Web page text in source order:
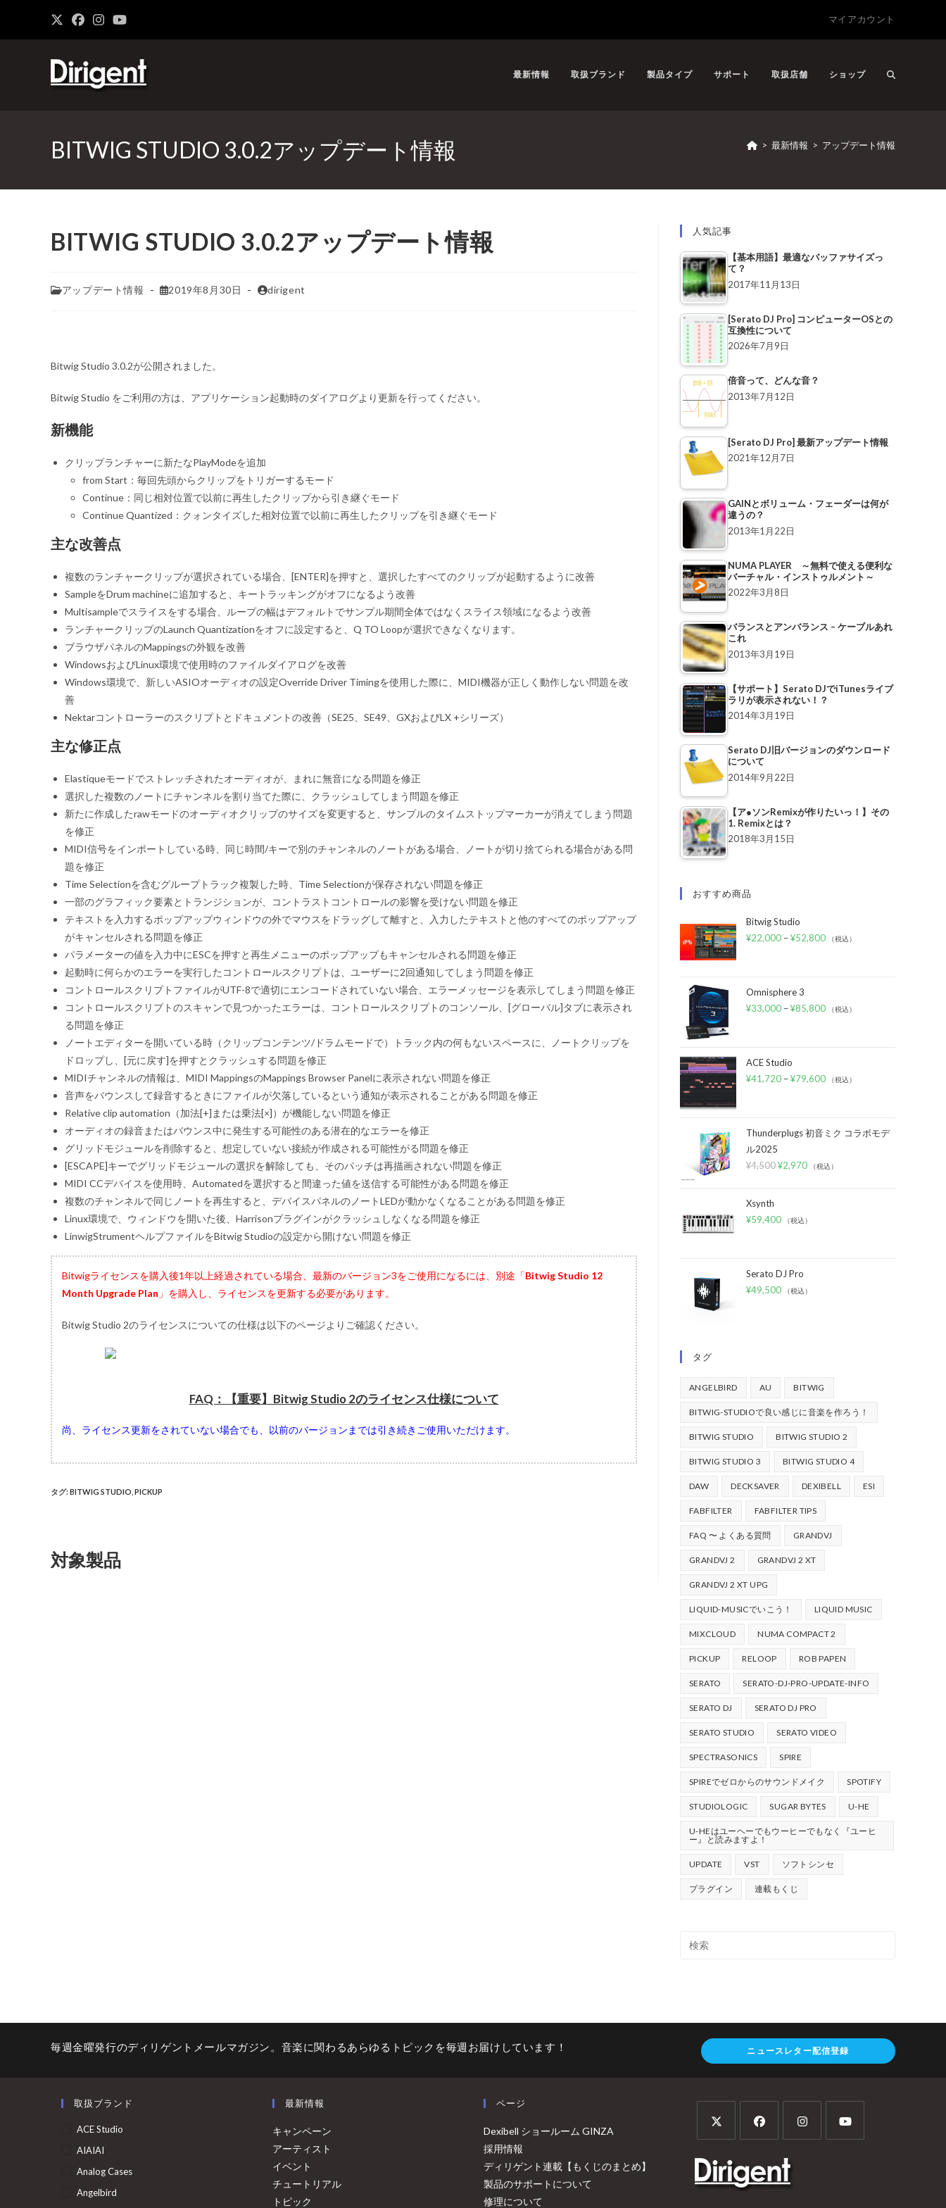
マイアカウント
最新情報 取扱ブランド 製品タイプ サポート 取扱店舗 ショップ
BITWIG STUDIO 3.0.2アップデート情報 > 最新情報 > アップデート情報
BITWIG STUDIO 3.0.2アップデート情報
アップデート情報 2019年8月30日 dirigent
Bitwig Studio 3.0.2が公開されました。
Bitwig Studio をご利用の方は、アプリケーション起動時のダイアログより更新を行ってください。
新機能
クリップランチャーに新たなPlayModeを追加
from Start：毎回先頭からクリップをトリガーするモード
Continue：同じ相対位置で以前に再生したクリップから引き継ぐモード
Continue Quantized：クォンタイズした相対位置で以前に再生したクリップを引き継ぐモード
主な改善点
複数のランチャークリップが選択されている場合、[ENTER]を押すと、選択したすべてのクリップが起動するように改善
SampleをDrum machineに追加すると、キートラッキングがオフになるよう改善
Multisampleでスライスをする場合、ループの幅はデフォルトでサンプル期間全体ではなくスライス領域になるよう改善
ランチャークリップのLaunch Quantizationをオフに設定すると、Q TO Loopが選択できなくなります。
ブラウザパネルのMappingsの外観を改善
WindowsおよびLinux環境で使用時のファイルダイアログを改善
Windows環境で、新しいASIOオーディオの設定Override Driver Timingを使用した際に、MIDI機器が正しく動作しない問題を改
善
Nektarコントローラーのスクリプトとドキュメントの改善（SE25、SE49、GXおよびLX +シリーズ）
主な修正点
Elastiqueモードでストレッチされたオーディオが、まれに無音になる問題を修正
選択した複数のノートにチャンネルを割り当てた際に、クラッシュしてしまう問題を修正
新たに作成したrawモードのオーディオクリップのサイズを変更すると、サンプルのタイムストップマーカーが消えてしまう問題
を修正
MIDI信号をインポートしている時、同じ時間/キーで別のチャンネルのノートがある場合、ノートが切り捨てられる場合がある問
題を修正
Time Selectionを含むグループトラック複製した時、Time Selectionが保存されない問題を修正
一部のグラフィック要素とトランジションが、コントラストコントロールの影響を受けない問題を修正
テキストを入力するポップアップウィンドウの外でマウスをドラッグして離すと、入力したテキストと他のすべてのポップアップ
がキャンセルされる問題を修正
パラメーターの値を入力中にESCを押すと再生メニューのポップアップもキャンセルされる問題を修正
起動時に何らかのエラーを実行したコントロールスクリプトは、ユーザーに2回通知してしまう問題を修正
コントロールスクリプトファイルがUTF-8で適切にエンコードされていない場合、エラーメッセージを表示してしまう問題を修正
コントロールスクリプトのスキャンで見つかったエラーは、コントロールスクリプトのコンソール、[グローバル]タブに表示され
る問題を修正
ノートエディターを開いている時（クリップコンテンツ/ドラムモードで）トラック内の何もないスペースに、ノートクリップを
ドロップし、[元に戻す]を押すとクラッシュする問題を修正
MIDIチャンネルの情報は、MIDI MappingsのMappings Browser Panelに表示されない問題を修正
音声をバウンスして録音するときにファイルが欠落しているという通知が表示されることがある問題を修正
Relative clip automation（加法[+]または乗法[×]）が機能しない問題を修正
オーディオの録音またはバウンス中に発生する可能性のある潜在的なエラーを修正
グリッドモジュールを削除すると、想定していない接続が作成される可能性がる問題を修正
[ESCAPE]キーでグリッドモジュールの選択を解除しても、そのパッチは再描画されない問題を修正
MIDI CCデバイスを使用時、Automatedを選択すると間違った値を送信する可能性がある問題を修正
複数のチャンネルで同じノートを再生すると、デバイスパネルのノートLEDが動かなくなることがある問題を修正
Linux環境で、ウィンドウを開いた後、Harrisonプラグインがクラッシュしなくなる問題を修正
LinwigStrumentヘルプファイルをBitwig Studioの設定から開けない問題を修正
Bitwigライセンスを購入後1年以上経過されている場合、最新のバージョン3をご使用になるには、別途「Bitwig Studio 12
Month Upgrade Plan 」を購入し、ライセンスを更新する必要があります。
Bitwig Studio 2のライセンスについての仕様は以下のページよりご確認ください。
FAQ：【重要】Bitwig Studio 2のライセンス仕様について
尚、ライセンス更新をされていない場合でも、以前のバージョンまでは引き続きご使用いただけます。
タグ:BITWIG STUDIO PICKUP
対象製品
人気記事
【基本用語】最適なバッファサイズっ
て？
2017年11月13日
[Serato DJ Pro] コンピューターOSとの
互換性について
2026年7月9日
倍音って、どんな音？
2013年7月12日
[Serato DJ Pro] 最新アップデート情報
2021年12月7日
GAINとボリューム・フェーダーは何が
違うの？
2013年1月22日
NUMA PLAYER ～無料で使える便利な
バーチャル・インストゥルメント～
2022年3月8日
バランスとアンバランス – ケーブルあれ
これ
2013年3月19日
【サポート】Serato DJでiTunesライブ
ラリが表示されない！？
2014年3月19日
Serato DJ旧バージョンのダウンロード
について
2014年9月22日
【ア●ソンRemixが作りたいっ！】その
1. Remixとは？
2018年3月15日
おすすめ商品
Bitwig Studio
¥22,000 –¥52,800 （税込）
Omnisphere 3
¥33,000 –¥85,800 （税込）
ACE Studio
¥41,720 –¥79,600 （税込）
Thunderplugs 初音ミク コラボモデ
ル2025
¥4,500¥2,970 （税込）
Xsynth
¥59,400 （税込）
Serato DJ Pro
¥49,500 （税込）
タグ
ANGELBIRD AU BITWIG
BITWIG-STUDIOで良い感じに音楽を作ろう！
BITWIG STUDIO BITWIG STUDIO 2
BITWIG STUDIO 3 BITWIG STUDIO 4
DAW DECKSAVER DEXIBELL ESI
FABFILTER FABFILTER TIPS
FAQ 〜 よくある質問 GRANDVJ
GRANDVJ 2 GRANDVJ 2 XT
GRANDVJ 2 XT UPG
LIQUID-MUSICでいこう！ LIQUID MUSIC
MIXCLOUD NUMA COMPACT 2
PICKUP RELOOP ROB PAPEN
SERATO SERATO-DJ-PRO-UPDATE-INFO
SERATO DJ SERATO DJ PRO
SERATO STUDIO SERATO VIDEO
SPECTRASONICS SPIRE
SPIREでゼロからのサウンドメイク SPOTIFY
STUDIOLOGIC SUGAR BYTES U-HE
U-HEはユーヘーでもウーヒーでもなく『ユーヒ
ー』と読みますよ！
UPDATE VST ソフトシンセ
プラグイン 連載もくじ
毎週金曜発行のディリゲントメールマガジン。音楽に関わるあらゆるトピックを毎週お届けしています！ ニュースレター配信登録
取扱ブランド
ACE Studio
AIAIAI
Analog Cases
Angelbird
最新情報
キャンペーン
アーティスト
イベント
チュートリアル
トピック
ページ
Dexibell ショールーム GINZA
採用情報
ディリゲント連載【もくじのまとめ】
製品のサポートについて
修理について